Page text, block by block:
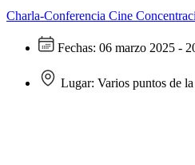
Charla-Conferencia Cine
Fechas: 06 marzo 2025 -
Lugar: Varios puntos de